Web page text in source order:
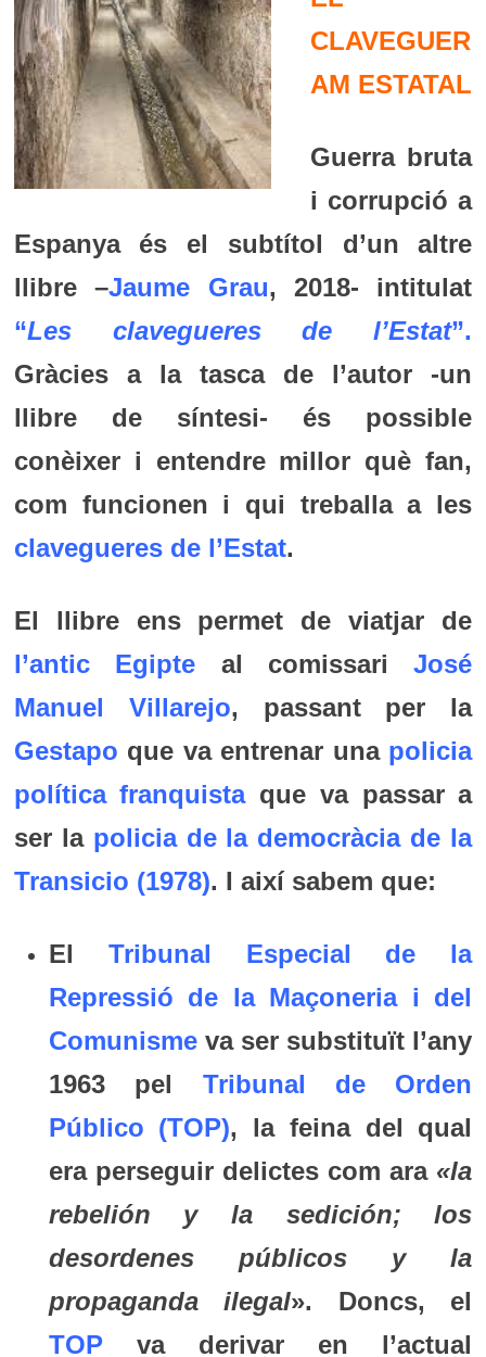
CLAVEGUER
AM ESTATAL
Guerra bruta
i corrupció a
Espanya és el subtítol d’un altre
llibre –Jaume Grau, 2018- intitulat
“Les clavegueres de l’Estat”.
Gràcies a la tasca de l’autor -un
llibre de síntesi- és possible
conèixer i entendre millor què fan,
com funcionen i qui treballa a les
clavegueres de l’Estat.
El llibre ens permet de viatjar de
l’antic Egipte al comissariJosé
Manuel Villarejo, passant per la
Gestapo que va entrenar una policia
política franquistaque va passar a
ser la policia de la democràcia de la
Transicio (1978). I així sabem que:
El Tribunal Especial de la
Repressió de la Maçoneria i del
Comunismeva ser substituït l’any
1963 pel Tribunal de Orden
Público (TOP), la feina del qual
era perseguir delictes com ara «la
rebelión y la sedición; los
desordenes públicos y la
propaganda ilegal». Doncs, el
TOPva derivar en l’actual